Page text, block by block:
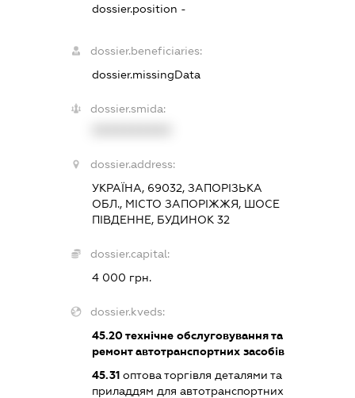
dossier.position -
dossier.beneficiaries:
dossier.missingData
dossier.smida:
dossier.address:
УКРАЇНА, 69032, ЗАПОРІЗЬКА
ОБЛ., МІСТО ЗАПОРІЖЖЯ, ШОСЕ
ПІВДЕННЕ, БУДИНОК 32
dossier.capital:
4 000 грн.
dossier.kveds:
45.20технічне обслуговування та
ремонт автотранспортних засобів
45.31оптова торгівля деталями та
приладдям для автотранспортних